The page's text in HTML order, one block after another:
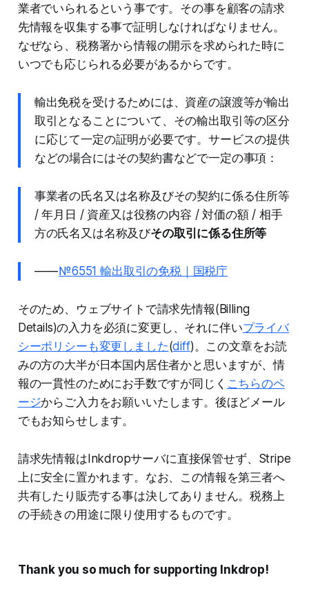
業者でいられるという事です。その事を顧客の請求
先情報を収集する事で証明しなければなりません。
なぜなら、税務署から情報の開示を求められた時に
いつでも応じられる必要があるからです。
輸出免税を受けるためには、資産の譲渡等が輸出
取引となることについて、その輸出取引等の区分
に応じて一定の証明が必要です。サービスの提供
などの場合にはその契約書などで一定の事項：
事業者の氏名又は名称及びその契約に係る住所等
/ 年月日 / 資産又は役務の内容 / 対価の額 / 相手
方の氏名又は名称及びその取引に係る住所等
— —№6551 輸出取引の免税｜国税庁
そのため、ウェブサイトで請求先情報(Billing
Details)の入力を必須に変更し、それに伴いプライバ
シーポリシーも変更しました(diff)。この文章をお読
みの方の大半が日本国内居住者かと思いますが、情
報の一貫性のためにお手数ですが同じく こちらのペ
ージからご入力をお願いいたします。後ほどメール
でもお知らせします。
請求先情報はInkdropサーバに直接保管せず、Stripe
上に安全に置かれます。なお、この情報を第三者へ
共有したり販売する事は決してありません。税務上
の手続きの用途に限り使用するものです。
Thank you so much for supporting Inkdrop!